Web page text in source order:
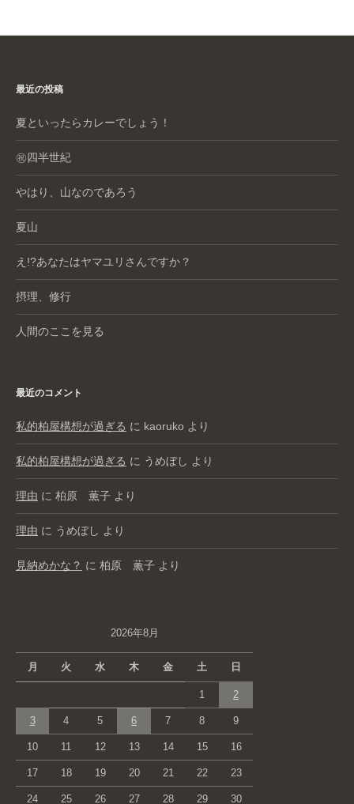
最近の投稿
夏といったらカレーでしょう！
㊗️四半世紀
やはり、山なのであろう
夏山
え!?あなたはヤマユリさんですか？
摂理、修行
人間のここを見る
最近のコメント
私的柏屋構想が過ぎる に kaoruko より
私的柏屋構想が過ぎる に うめぼし より
理由 に 柏原 薫子 より
理由 に うめぼし より
見納めかな？ に 柏原 薫子 より
2026年8月
月 火 水 木 金 土 日
1 2
3 4 5 6 7 8 9
10 11 12 13 14 15 16
17 18 19 20 21 22 23
24 25 26 27 28 29 30